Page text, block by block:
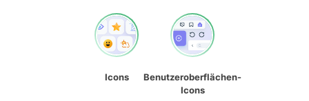
Icons
Benutzeroberflächen-
Icons